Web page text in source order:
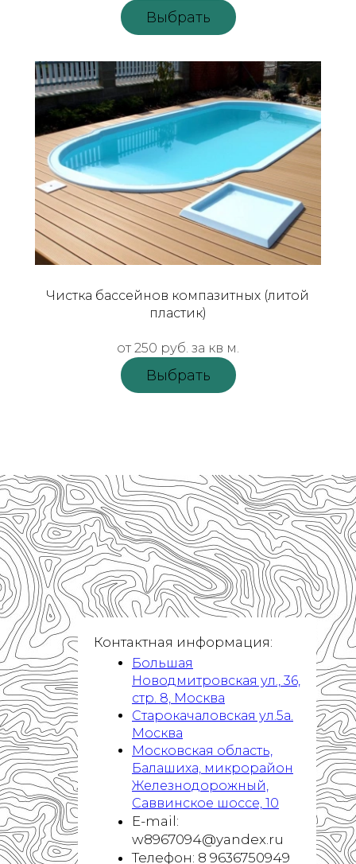
Выбрать
Чистка бассейнов компазитных (литой
пластик)
от 250 руб. за кв м.
Выбрать
Контактная информация:
Большая
Новодмитровская ул., 36,
стр. 8, Москва
Старокачаловская ул.5а.
Москва
Московская область,
Балашиха, микрорайон
Железнодорожный,
Саввинское шоссе, 10
E-mail:
w8967094@yandex.ru
Телефон: 8 9636750949